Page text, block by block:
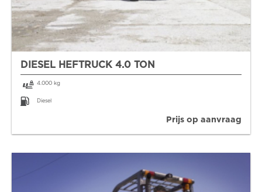
DIESEL HEFTRUCK 4.0 TON
4.000 kg
Diesel
Prijs op aanvraag